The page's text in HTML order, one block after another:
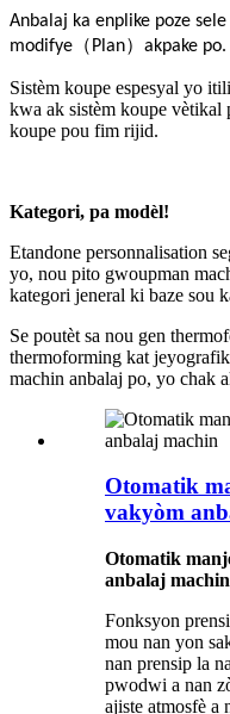
Anbalaj ka enplike poze
modifye （ Plan） akpake po.
Sistèm koupe espesyal yo
kwa ak sistèm koupe
koupe pou fim rijid.
Kategori, pa modèl!
Etandone personnalisation
yo, nou pito gwoupman
kategori jeneral ki baze sou
Se poutèt sa nou gen
thermoforming kat
machin anbalaj po, yo chak
Otomatik
vakyòm
Otomatik
anbalaj
Fonksyon
mou nan yon
nan prensip la
pwodwi a nan
ajiste atmosfè a